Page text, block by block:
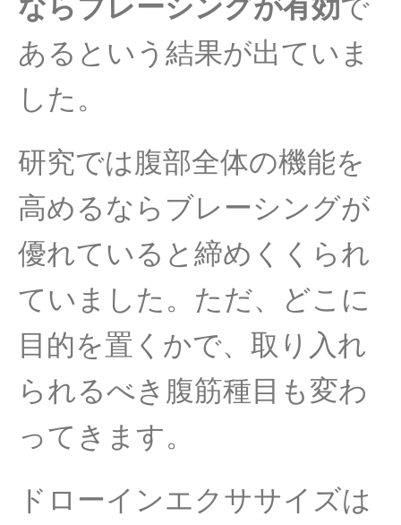
ならブレーシングが有効で
あるという結果が出ていま
した。
研究では腹部全体の機能を
高めるならブレーシングが
優れていると締めくくられ
ていました。ただ、どこに
目的を置くかで、取り入れ
られるべき腹筋種目も変わ
ってきます。
ドローインエクササイズは